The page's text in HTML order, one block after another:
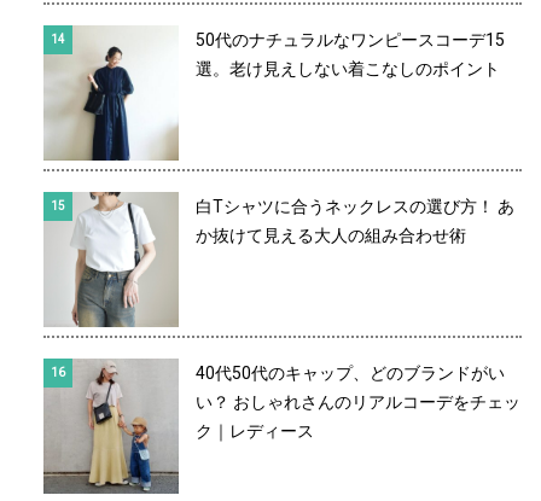
50代のナチュラルなワンピースコーデ15
選。老け見えしない着こなしのポイント
白Tシャツに合うネックレスの選び方！ あ
か抜けて見える大人の組み合わせ術
40代50代のキャップ、どのブランドがい
い？ おしゃれさんのリアルコーデをチェッ
ク｜レディース